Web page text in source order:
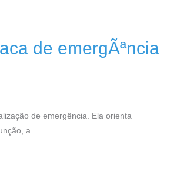
de emergÃªncia
de emergência. Ela orienta
a...